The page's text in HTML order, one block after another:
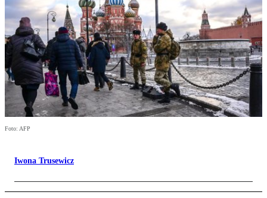
Foto: AFP
Iwona Trusewicz